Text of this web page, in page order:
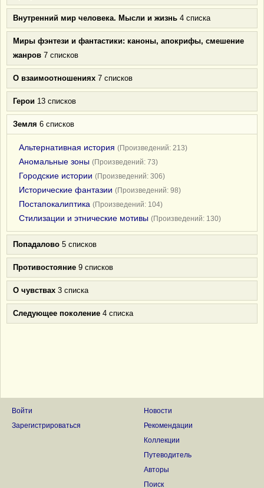
Внутренний мир человека. Мысли и жизнь 4 списка
Миры фэнтези и фантастики: каноны, апокрифы, смешение
жанров 7 списков
О взаимоотношениях 7 списков
Герои 13 списков
Земля 6 списков
Альтернативная история (Произведений: 213)
Аномальные зоны (Произведений: 73)
Городские истории (Произведений: 306)
Исторические фантазии (Произведений: 98)
Постапокалиптика (Произведений: 104)
Стилизации и этнические мотивы (Произведений: 130)
Попадалово 5 списков
Противостояние 9 списков
О чувствах 3 списка
Следующее поколение 4 списка
Войти
Зарегистрироваться
Новости
Рекомендации
Коллекции
Путеводитель
Авторы
Поиск